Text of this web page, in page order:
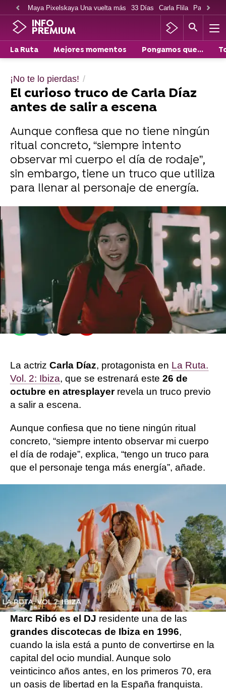
Maya Pixelskaya Una vuelta más 33 Días Carla Flila Paco
INFO
PREMIUM
La Ruta Mejores momentos Pongamos que...
¡No te lo pierdas!
El curioso truco de Carla Díaz
antes de salir a escena
Aunque confiesa que no tiene ningún
ritual concreto, “siempre intento
observar mi cuerpo el día de rodaje”,
sin embargo, tiene un truco que utiliza
para llenar al personaje de energía.
Sandra Lázaro
Guillermo Espeso
Publicado:30 de septiembre de 2025, 12:48
WhatsappFacebook Flipboard
La actriz Carla Díaz, protagonista en La Ruta.
Vol. 2: Ibiza, que se estrenará este 26 de
octubre en atresplayerrevela un truco previo
a salir a escena.
Aunque confiesa que no tiene ningún ritual
concreto, “siempre intento observar mi cuerpo
el día de rodaje”, explica, “tengo un truco para
que el personaje tenga más energía”, añade.
Todo empezó cuando Díaz vio a una
compañera de trabajo frotarse las manos, “me
hizo gracia, probé a hacerlo y me di cuenta
de que funcionaba
”, añade.
Así es La Ruta. Vol. 2: Ibiza
Marc Ribó es el DJ residente una de las
grandes discotecas de Ibiza en 1996,
cuando la isla está a punto de convertirse en la
capital del ocio mundial. Aunque solo
veinticinco años antes, en los primeros 70, era
un oasis de libertad en la España franquista.